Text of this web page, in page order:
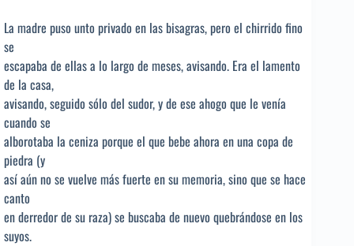
La madre puso unto privado en las bisagras, pero el chirrido fino
se
escapaba de ellas a lo largo de meses, avisando. Era el lamento
de la casa,
avisando, seguido sólo del sudor, y de ese ahogo que le venía
cuando se
alborotaba la ceniza porque el que bebe ahora en una copa de
piedra (y
así aún no se vuelve más fuerte en su memoria, sino que se hace
canto
en derredor de su raza) se buscaba de nuevo quebrándose en los
suyos.